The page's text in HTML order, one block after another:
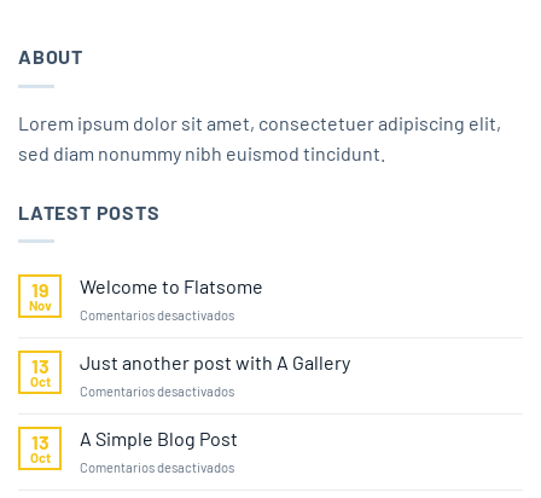
ABOUT
Lorem ipsum dolor sit amet, consectetuer adipiscing elit,
sed diam nonummy nibh euismod tincidunt.
LATEST POSTS
19
Nov
Welcome to Flatsome
Comentarios desactivadosen
13
Oct
Just another post with A Gallery
Comentarios desactivadosen
another
with
13
Oct
A Simple Blog Post
Comentarios desactivadosen